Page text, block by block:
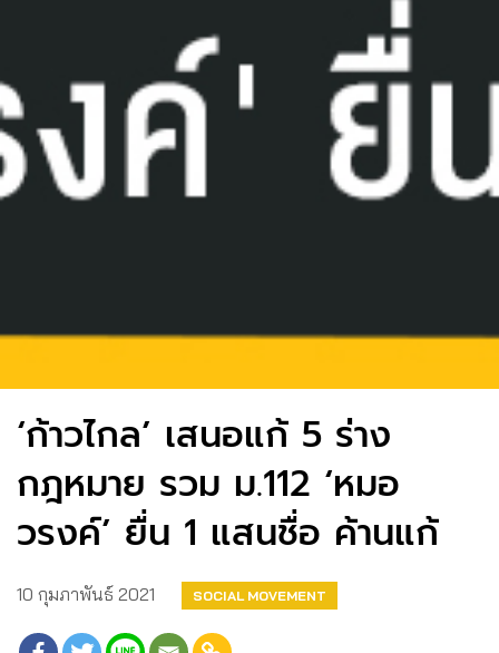
‘ก้าวไกล’ เสนอแก้ 5 ร่าง
กฎหมาย รวม ม.112 ‘หมอ
วรงค์’ ยื่น 1 แสนชื่อ ค้านแก้
10 กุมภาพันธ์ 2021 SOCIAL MOVEMENT